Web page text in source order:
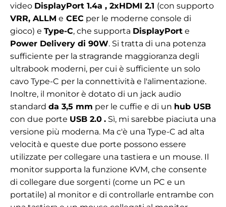
video DisplayPort 1.4a , 2xHDMI 2.1 (con supporto
VRR, ALLM e CEC per le moderne console di
gioco) e Type-C, che supporta DisplayPort e
Power Delivery di 90W. Si tratta di una potenza
sufficiente per la stragrande maggioranza degli
ultrabook moderni, per cui è sufficiente un solo
cavo Type-C per la connettività e l'alimentazione.
Inoltre, il monitor è dotato di un jack audio
standard da 3,5 mm per le cuffie e di un hub USB
con due porte USB 2.0 . Sì, mi sarebbe piaciuta una
versione più moderna. Ma c'è una Type-C ad alta
velocità e queste due porte possono essere
utilizzate per collegare una tastiera e un mouse. Il
monitor supporta la funzione KVM, che consente
di collegare due sorgenti (come un PC e un
portatile) al monitor e di controllarle entrambe con